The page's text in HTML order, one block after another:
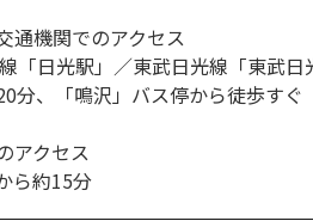
通機関でのアクセス
「日光駅」／東武日光線「東武
分、「鳴沢」バス停から徒歩すぐ
アクセス
ら約15分